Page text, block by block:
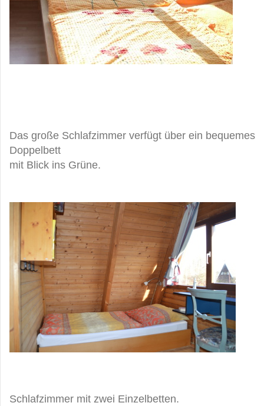
Das große Schlafzimmer verfügt über ein bequemes
Doppelbett
mit Blick ins Grüne.
Schlafzimmer mit zwei Einzelbetten.